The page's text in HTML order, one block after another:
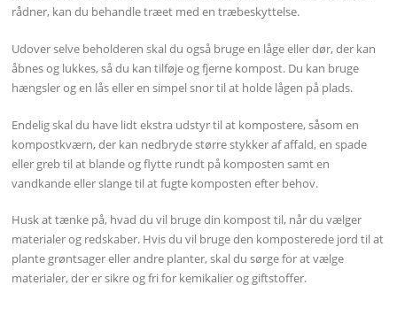
rådner, kan du behandle træet med en træbeskyttelse.
Udover selve beholderen skal du også bruge en låge eller dør, der kan
åbnes og lukkes, så du kan tilføje og fjerne kompost. Du kan bruge
hængsler og en lås eller en simpel snor til at holde lågen på plads.
Endelig skal du have lidt ekstra udstyr til at kompostere, såsom en
kompostkværn, der kan nedbryde større stykker af affald, en spade
eller greb til at blande og flytte rundt på komposten samt en
vandkande eller slange til at fugte komposten efter behov.
Husk at tænke på, hvad du vil bruge din kompost til, når du vælger
materialer og redskaber. Hvis du vil bruge den komposterede jord til at
plante grøntsager eller andre planter, skal du sørge for at vælge
materialer, der er sikre og fri for kemikalier og giftstoffer.